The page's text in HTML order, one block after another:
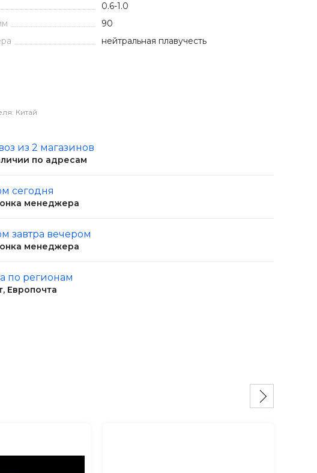
0.6-1.0
90
нейтральная плавучесть
Китай
из 2 магазинов
по адресам
сегодня
менеджера
завтра вечером
менеджера
по регионам
Европочта